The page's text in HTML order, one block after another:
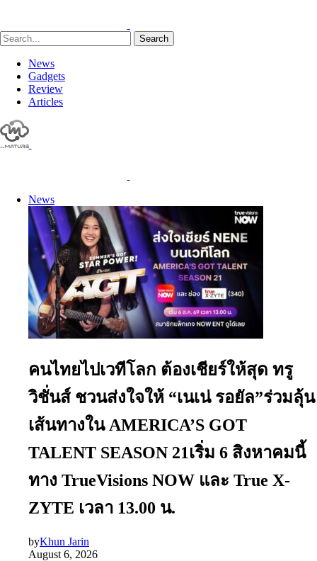
Search
News
Gadgets
Review
Articles
News
คนไทยไปเวทีโลก ต้องเชียร์ให้สุด ทรู
วิชั่นส์ ชวนส่งใจให้ “เนเน่ รอยัล”ร่วมลุ้น
เส้นทางใน AMERICA’S GOT
TALENT SEASON 21เริ่ม 6 สิงหาคมนี้
ทาง TrueVisions NOW และ True X-
ZYTE เวลา 13.00 น.
byKhun Jarin
August 6, 2026